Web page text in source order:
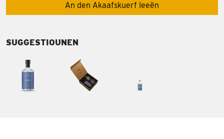
An den Akaafskuerf leeën
SUGGESTIOUNEN